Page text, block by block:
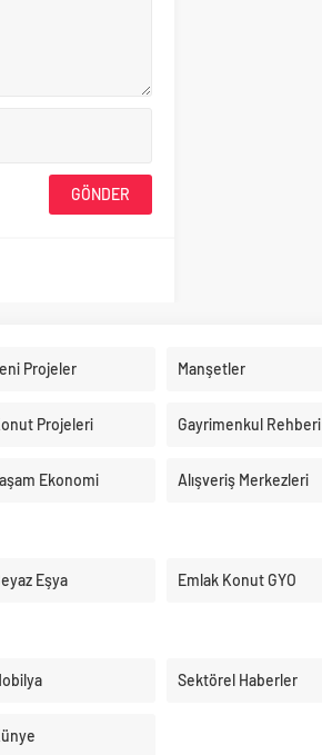
Projeler Manşetler
Projeleri Gayrimenkul Rehberi
Ekonomi Alışveriş Merkezleri
Eşya Emlak Konut GYO
Sektörel Haberler